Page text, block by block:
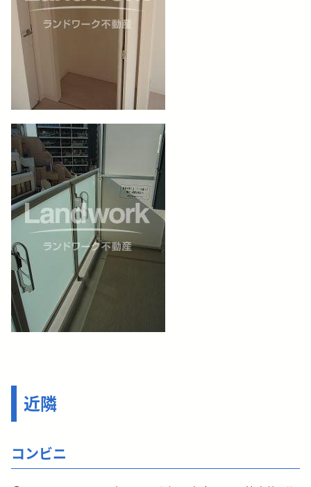
近隣
コンビニ